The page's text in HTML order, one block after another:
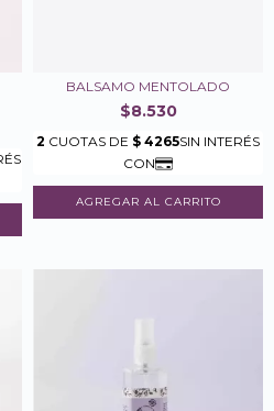
BALSAMO MENTOLADO
$8.530